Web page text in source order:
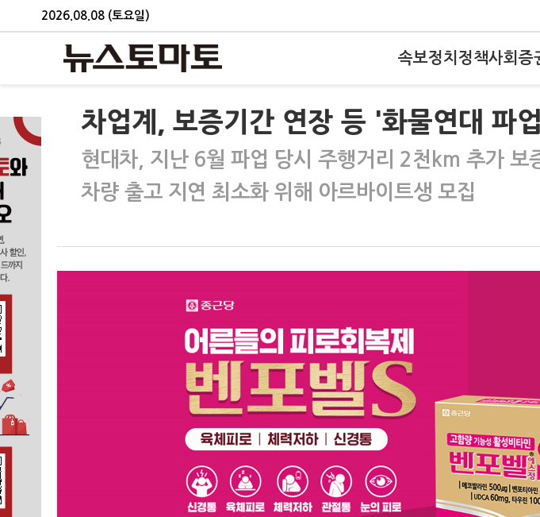
2026.08.08 (토요일)
속보정치 정책사회 증
차업계, 보증기간 연장 등 '화물연대 파
현대차, 지난 6월 파업 당시 주행거리 2천km 추가 보
차량 출고 지연 최소화 위해 아르바이트생 모집